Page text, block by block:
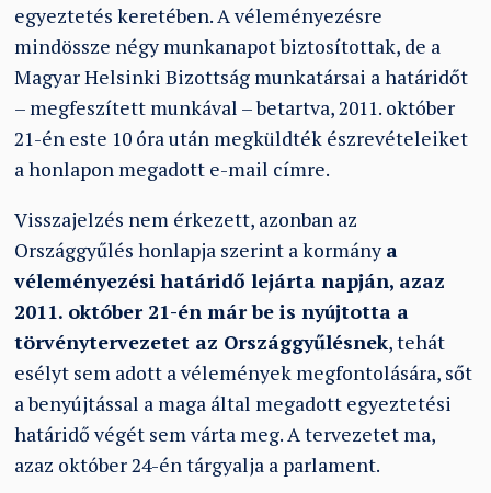
egyeztetés keretében. A véleményezésre
mindössze négy munkanapot biztosítottak, de a
Magyar Helsinki Bizottság munkatársai a határidőt
– megfeszített munkával – betartva, 2011. október
21-én este 10 óra után megküldték észrevételeiket
a honlapon megadott e-mail címre.
Visszajelzés nem érkezett, azonban az
Országgyűlés honlapja szerint a kormány a
véleményezési határidő lejárta napján, azaz
2011. október 21-én már be is nyújtotta a
törvénytervezetet az Országgyűlésnek, tehát
esélyt sem adott a vélemények megfontolására, sőt
a benyújtással a maga által megadott egyeztetési
határidő végét sem várta meg. A tervezetet ma,
azaz október 24-én tárgyalja a parlament.